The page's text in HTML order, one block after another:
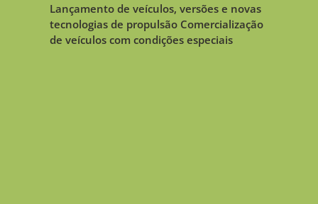
Lançamento de veículos, versões e novas
tecnologias de propulsão Comercialização
de veículos com condições especiais